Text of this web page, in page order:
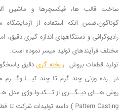
ساخت قالب ها، فیكسچرها و ماشین
گوناگون،ضمن آنكه استفاده از
رادیوگرافی و دستگاههای اندازه گیری دقیق،
مختلف فرآیندهای تولید میسر نموده است.
تولید قطعات بروش ریخته گریدقیق
در رده وزنی چند گرم تا چند كیــلـوگــرم